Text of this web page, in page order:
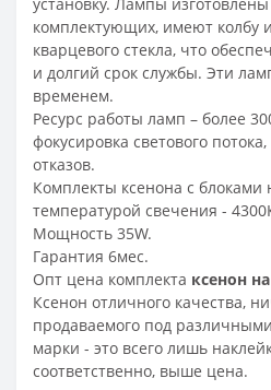
комплектующих, имеют колбу
кварцевого стекла, что
и долгий срок службы. Эти
временем.
Ресурс работы ламп – более
фокусировка светового
отказов.
Комплекты ксенона с блоками
температурой свечения -
Мощность 35W.
Гарантия 6мес.
Опт цена комплекта ксенон
Ксенон отличного качества,
продаваемого под
марки - это всего лишь
соответственно, выше цена.